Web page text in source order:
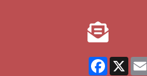
Facebook
X